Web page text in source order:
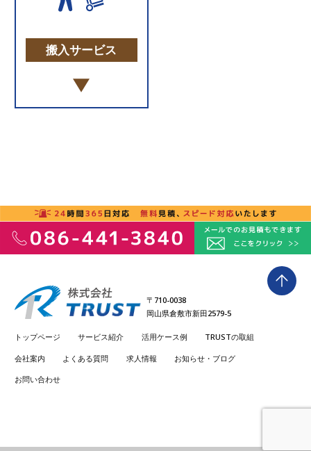
搬入サービス
〒710-0038
岡山県倉敷市新田2579-5
トップページ サービス紹介 活用ケース例 TRUSTの取組
会社案内 よくある質問 求人情報 お知らせ・ブログ
お問い合わせ